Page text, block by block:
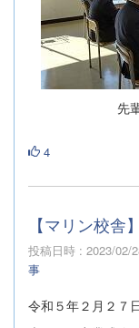
先輩達の勇
4
【マリン校舎
投稿日時 : 2023/02/
事
令和５年２月２７